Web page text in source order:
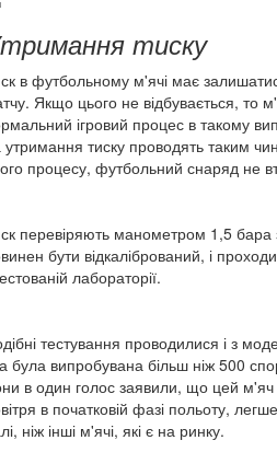
тиску
в футбольному м'ячі має
Якщо цього не відбувається, то
ігровий процес в такому
утримання тиску проводять таким
процесу, футбольний снаряд не
перевіряють манометром 1,5
бути відкалібрований, і
лабораторії.
тестування проводилися і з
була випробувана більш ніж 500
в один голос заявили, що цей
в початковій фазі польоту,
ніж інші м'ячі, які є на ринку.